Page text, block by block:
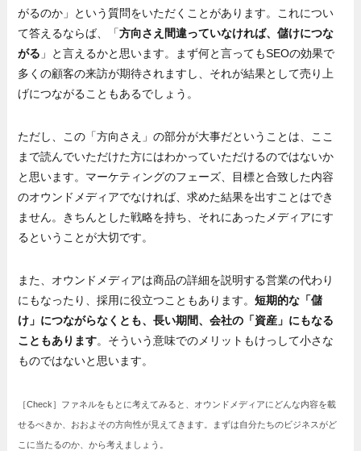
がるのか」という質問をいただくことがあります。これについ
て答えるならば、「方向さえ間違っていなければ、儲けにつな
がる 」と言えるかと思います。まず何と言ってもSEOの効果で
多くの顧客の来訪が期待されますし、それが結果として売り上
げにつながることもあるでしょう。
ただし、この「方向さえ」の部分が大事だということは、ここ
まで読んでいただけた方にはわかっていただけるのではないか
と思います。マーケティングのフェーズ、目標と合致した内容
のオウンドメディアでなければ、求めた結果を出すことはでき
ません。きちんとした戦略を持ち、それにあったメディアにす
るということが大切です。
また、オウンドメディアは商品の詳細を説明する営業の代わり
にもなったり、採用に役立つこともあります。短期的な「儲
け」につながらなくとも、長い期間、会社の「資産」にもなる
こともあります。そういう意味でのメリットもけっして小さな
ものではないと思います。
［Check］ファネルをもとに考えてみると、オウンドメディアにどんな内容を載
せるべきか、おおよその方向性が見えてきます。まずは自分たちのビジネスがど
こに当たるのか、から考えましょう。